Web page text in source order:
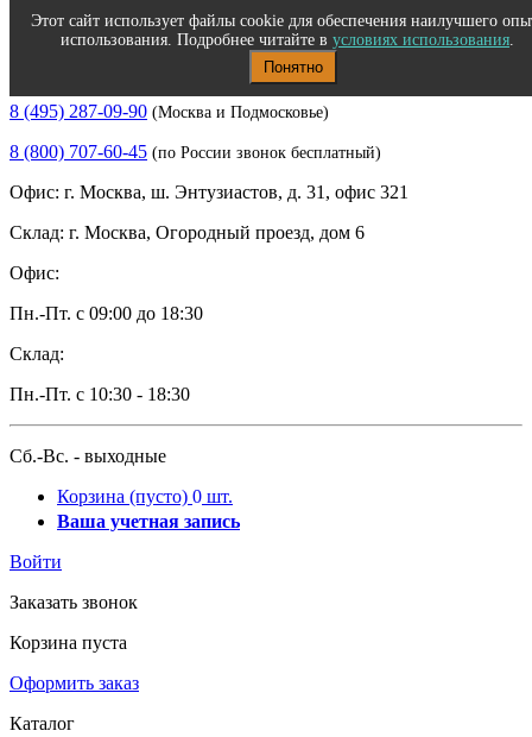
Полиграфическое и офисное оборудование
8 (495) 287-09-90 (Москва и Подмосковье)
8 (800) 707-60-45 (по России звонок бесплатный)
Офис: г. Москва, ш. Энтузиастов, д. 31, офис 321
Склад: г. Москва, Огородный проезд, дом 6
Офис:
Пн.-Пт. с 09:00 до 18:30
Склад:
Пн.-Пт. с 10:30 - 18:30
Сб.-Вс. - выходные
Корзина (пусто) 0 шт.
Ваша учетная запись
Войти
Заказать звонок
Корзина пуста
Оформить заказ
Каталог
Этот сайт использует файлы cookie для обеспечения наилучшего
использования. Подробнее читайте в условиях использования.
Понятно